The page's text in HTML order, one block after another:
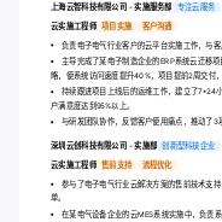
上海云智科技有限公司 - 实施服务部 专注云服务
云实施工程师 项目实施 客户沟通
负责电子电气行业客户的云平台实施工作，与
主导完成了某电子制造企业的ERP系统云迁移
略，使系统访问速度提升40%，项目提前2周交付，
持续跟进项目上线后的运维工作，建立了7*24
户满意度达到95%以上。
与研发团队协作，反馈客户使用痛点，推动了3
深圳云创科技有限公司 - 实施部 创新型科技企业
云实施工程师 售前支持 流程优化
参与了电子电气行业云解决方案的售前技术支
单。
在某电气设备企业的云MES系统实施中，负责